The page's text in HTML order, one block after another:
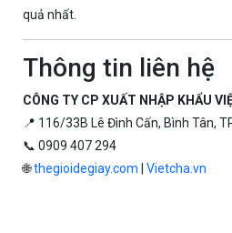
quả nhất.
Thông tin liên hệ
CÔNG TY CP XUẤT NHẬP KHẨU
📍 116/33B Lê Đình Cấn, Bình Tân,
📞 0909 407 294
🌐thegioidegiay.com Vietcha.vn